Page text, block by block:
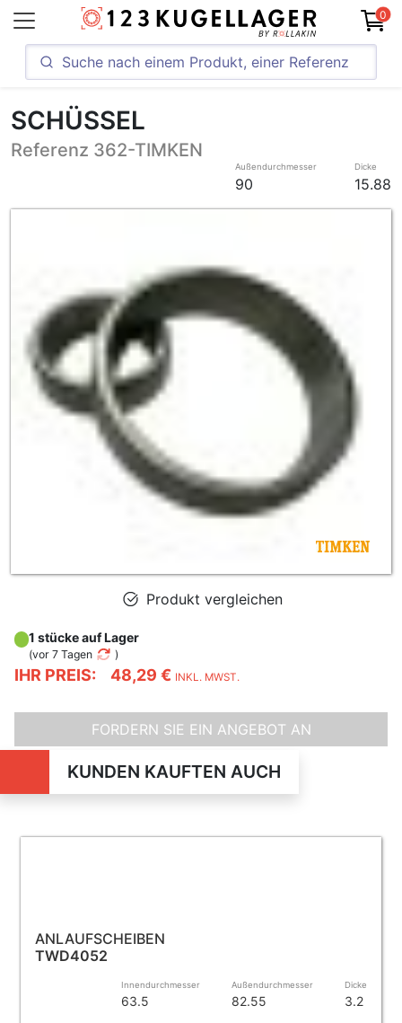
0
SCHÜSSEL
Referenz 362-TIMKEN
Außendurchmesser
90
Dicke
15.88
Produkt vergleichen
IHR PREIS: 48,29 € INKL. MWST.
1 stücke auf Lager
(vor 7 Tagen )
FORDERN SIE EIN ANGEBOT AN
KUNDEN KAUFTEN AUCH
ANLAUFSCHEIBEN
TWD4052
Innendurchmesser
63.5
Außendurchmesser
82.55
Dicke
3.2